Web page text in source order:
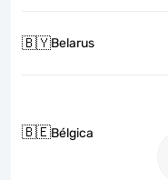
🇧🇾Belarus
🇧🇪Bélgica